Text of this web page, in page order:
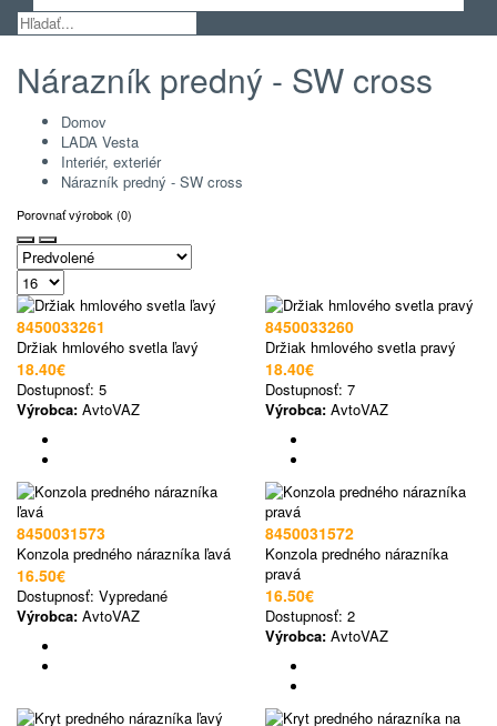
Nárazník predný - SW cross
Domov
LADA Vesta
Interiér, exteriér
Nárazník predný - SW cross
Porovnať výrobok (0)
8450033261
Držiak hmlového svetla ľavý
18.40€
Dostupnosť: 5
Výrobca: AvtoVAZ
8450033260
Držiak hmlového svetla pravý
18.40€
Dostupnosť: 7
Výrobca: AvtoVAZ
8450031573
Konzola predného nárazníka ľavá
16.50€
Dostupnosť: Vypredané
Výrobca: AvtoVAZ
8450031572
Konzola predného nárazníka
pravá
16.50€
Dostupnosť: 2
Výrobca: AvtoVAZ